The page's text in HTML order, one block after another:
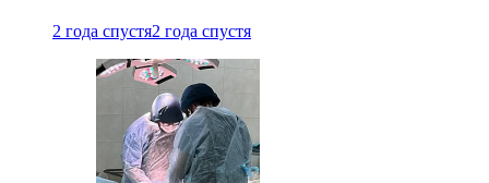
2 года спустя2 года спустя